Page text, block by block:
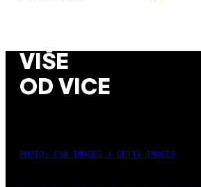
VIŠE
OD VICE
PHOTO: CSA IMAGES / GETTY IMAGES